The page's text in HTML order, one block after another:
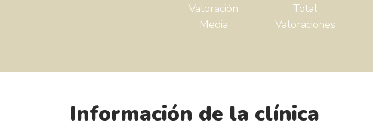
Valoración
Media
Total
Valoraciones
Información de la clínica